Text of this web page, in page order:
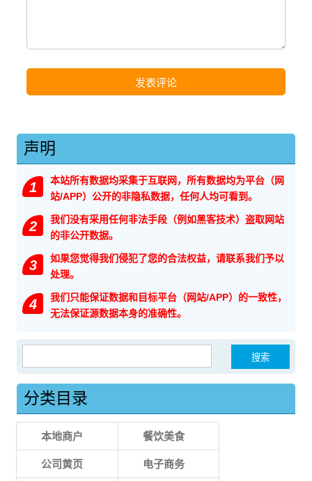
声明
1
本站所有数据均采集于互联网，所有数据均为平台（网
站/APP）公开的非隐私数据，任何人均可看到。
2
我们没有采用任何非法手段（例如黑客技术）盗取网站
的非公开数据。
3
如果您觉得我们侵犯了您的合法权益，请联系我们予以
处理。
4
我们只能保证数据和目标平台（网站/APP）的一致性，
无法保证源数据本身的准确性。
分类目录
本地商户 餐饮美食
公司黄页 电子商务